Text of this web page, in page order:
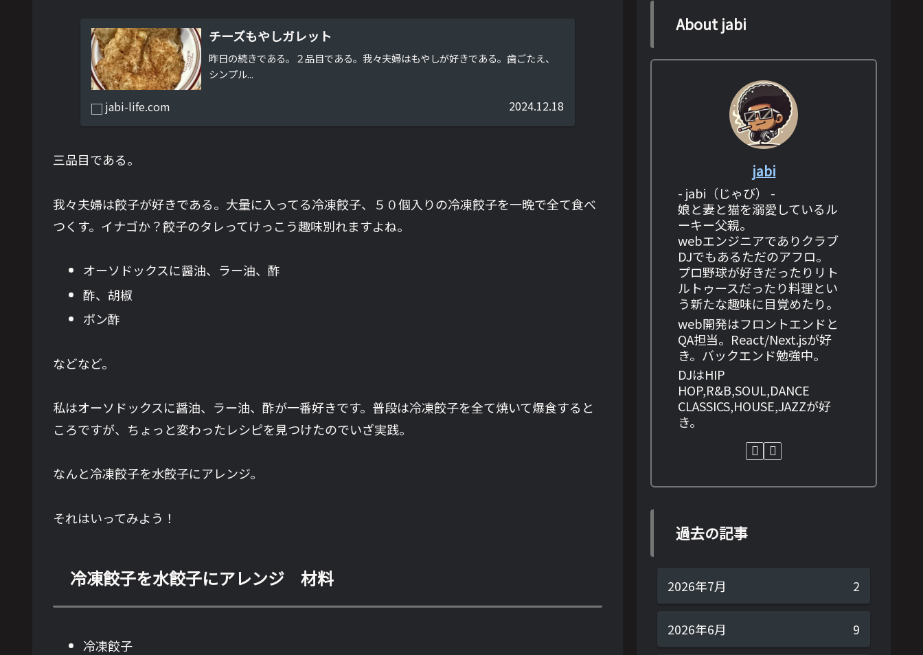
チーズもやしガレット
昨日の続きである。２品目である。我々夫婦はもやしが好きである。歯ごたえ、
シンプル...
jabi-life.com 2024.12.18
三品目である。
我々夫婦は餃子が好きである。大量に入ってる冷凍餃子、５０個入りの冷凍餃子を一晩で全て食べ
つくす。イナゴか？餃子のタレってけっこう趣味別れますよね。
オーソドックスに醤油、ラー油、酢
酢、胡椒
ポン酢
などなど。
私はオーソドックスに醤油、ラー油、酢が一番好きです。普段は冷凍餃子を全て焼いて爆食すると
ころですが、ちょっと変わったレシピを見つけたのでいざ実践。
なんと冷凍餃子を水餃子にアレンジ。
それはいってみよう！
冷凍餃子を水餃子にアレンジ 材料
冷凍餃子
About jabi
jabi
- jabi（じゃび） -
娘と妻と猫を溺愛しているル
ーキー父親。
webエンジニアでありクラブ
DJでもあるただのアフロ。
プロ野球が好きだったりリト
ルトゥースだったり料理とい
う新たな趣味に目覚めたり。
web開発はフロントエンドと
QA担当。React/Next.jsが好
き。バックエンド勉強中。
DJはHIP
HOP,R&B,SOUL,DANCE
CLASSICS,HOUSE,JAZZが好
き。
過去の記事
2026年7月 2
2026年6月 9